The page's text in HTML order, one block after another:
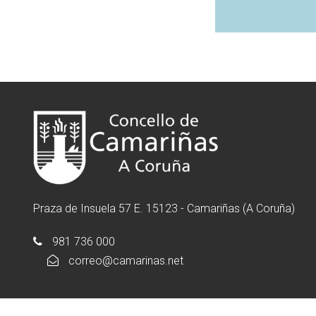
Praza de Insuela 57 E. 15123 - Camariñas (A Coruña)
981 736 000
correo@camarinas.net